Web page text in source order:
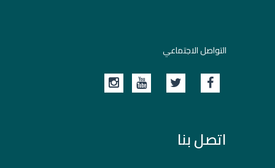
التواصل الاجتماعي
اتصل بنا